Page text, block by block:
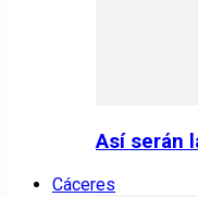
Así serán
Cáceres